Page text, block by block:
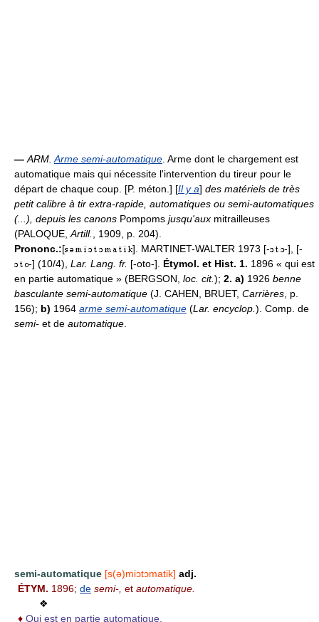
— ARM. Arme semi-automatique . Arme dont le chargement est
automatique mais qui nécessite l'intervention du tireur pour le
départ de chaque coup. [P. méton.] [Il y a] des matériels de très
petit calibre à tir extra-rapide, automatiques ou semi-automatiques
(...), depuis les canons Pompoms jusqu'aux mitrailleuses
(PALOQUE, Artill.
, 1909, p. 204).
Prononc.:[ ]. MARTINET-WALTER 1973 [-
-], [-
-] (10/4), Lar. Lang. fr. [-oto-]. Étymol. et Hist. 1. 1896 « qui est
en partie automatique » (BERGSON, loc. cit.); 2. a) 1926 benne
basculante semi-automatique (J. CAHEN, BRUET, Carrières , p.
156); b) 1964 arme semi-automatique (Lar. encyclop. ). Comp. de
semi- et de automatique
semi-automatique [s(ə)miɔtɔmatik] adj.
ÉTYM. 1896; de semi-, et automatique.
❖
♦ Qui est en partie automatique.